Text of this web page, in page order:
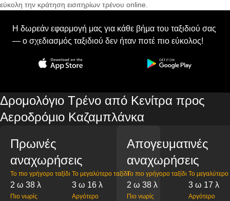
εύκολη την κράτηση εισιτηρίων τρένου online.
Η δωρεάν εφαρμογή μας για κάθε βήμα του ταξιδιού σας
— ο σχεδιασμός ταξιδιού δεν ήταν ποτέ πιο εύκολος!
Δρομολόγιο Τρένο από Κενίτρα προς
Αεροδρόμιο Καζαμπλάνκα
Πρωινές
αναχωρήσεις
Το πιο γρήγορο ταξίδι
2 ω 38 λ
Το μεγαλύτερο ταξίδι
3 ω 16 λ
Πιο νωρίς Αργότερο
Απογευματινές
αναχωρήσεις
Το πιο γρήγορο ταξίδι
2 ω 38 λ
Το μεγαλύτερο
3 ω 17 λ
Πιο νωρίς Αργότερο